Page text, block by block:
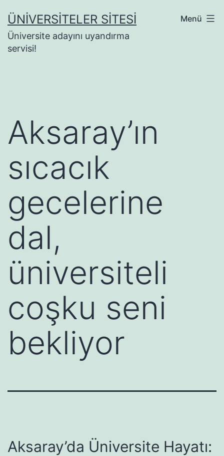
geçÜNIVERSITELER SITESI
Üniversite adayını uyandırma
servisi!
Menü
Aksaray’ın
sıcacık
gecelerine
dal,
üniversiteli
coşku seni
bekliyor
Aksaray’da Üniversite Hayatı: